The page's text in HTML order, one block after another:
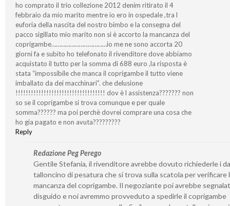
ho comprato il trio collezione 2012 denim ritirato il 4
febbraio da mio marito mentre io ero in ospedale ,tra l
euforia della nascita del nostro bimbo e la consegna del
pacco sigillato mio marito non si è accorto la mancanza del
coprigambe………………………………io me ne sono accorta 20
giorni fa e subito ho telefonato il rivenditore dove abbiamo
acquistato il tutto per la somma di 688 euro ,la risposta è
stata “impossibile che manca il coprigambe il tutto viene
imballato da dei macchinari”. che delusione
!!!!!!!!!!!!!!!!!!!!!!!!!!!!!!!!!!! dov è l assistenza??????? non
so se il coprigambe si trova comunque e per quale
somma?????? ma poi perchè dovrei comprare una cosa che
ho gia pagato e non avuta?????????
Reply
Redazione Peg Perego
Gentile Stefania, il rivenditore avrebbe dovuto richiederle i
talloncino di pesatura che si trova sulla scatola per verificare
mancanza del coprigambe. Il negoziante poi avrebbe
disguido e noi avremmo provveduto a spedirle il coprigambe